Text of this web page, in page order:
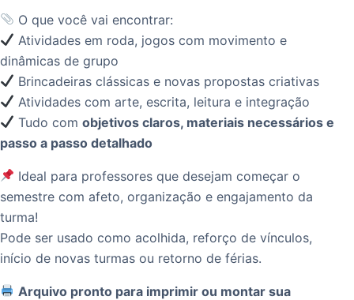
O que você vai encontrar:
Atividades em roda, jogos com movimento e
dinâmicas de grupo
Brincadeiras clássicas e novas propostas criativas
Atividades com arte, escrita, leitura e integração
Tudo comobjetivos claros, materiais necessários e
passo a passo detalhado
Ideal para professores que desejam começar o
semestre com afeto, organização e engajamento da
turma!
Pode ser usado como acolhida, reforço de vínculos,
início de novas turmas ou retorno de férias.
Arquivo pronto para imprimir ou montar sua